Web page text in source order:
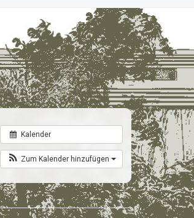
Kalender
Zum Kalender hinzufügen